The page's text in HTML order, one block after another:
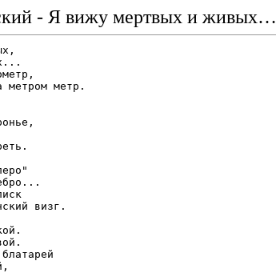
- Я вижу мертвых и живых…
метр.
визг.